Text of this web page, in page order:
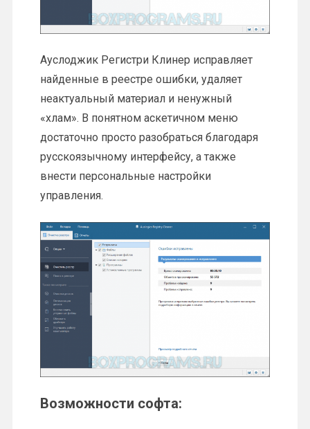
Ауслоджик Регистри Клинер исправляет
найденные в реестре ошибки, удаляет
неактуальный материал и ненужный
«хлам». В понятном аскетичном меню
достаточно просто разобраться благодаря
русскоязычному интерфейсу, а также
внести персональные настройки
управления.
Возможности софта: